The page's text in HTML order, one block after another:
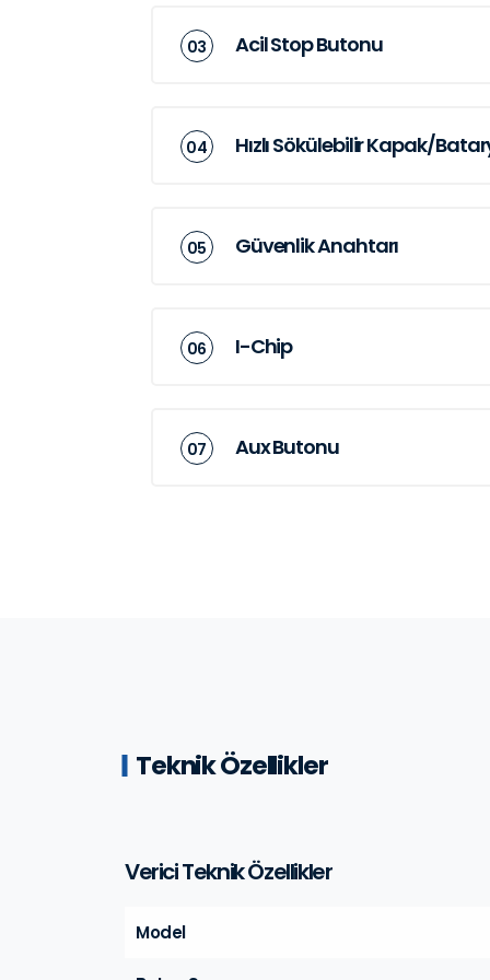
Acil Stop Butonu
Hızlı Sökülebilir Kapak/
Güvenlik Anahtarı
I-Chip
Aux Butonu
Teknik Özellikler
Verici Teknik Özellikler
Model